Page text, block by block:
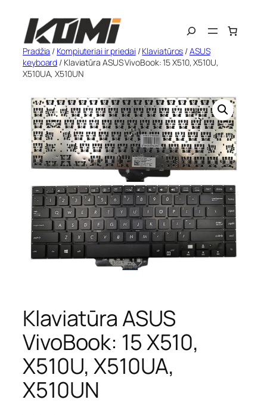
turinio
Search
Pradžia / Kompiuteriai ir priedai /Klaviatūros /ASUS
keyboard / Klaviatūra ASUS VivoBook: 15 X510, X510U,
X510UA, X510UN
Klaviatūra ASUS
VivoBook: 15 X510,
X510U, X510UA,
X510UN